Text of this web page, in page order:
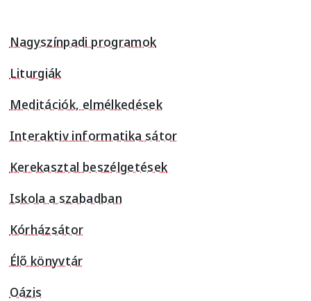
Nagyszínpadi programok
Liturgiák
Meditációk, elmélkedések
Interaktiv informatika sátor
Kerekasztal beszélgetések
Iskola a szabadban
Kórházsátor
Élő könyvtár
Oázis